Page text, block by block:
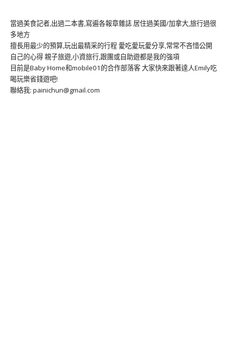
當過美食記者,出過二本書,寫遍各報章雜誌 居住過美國/加拿大,旅行過很
多地方
擅長用最少的預算,玩出最精采的行程 愛吃愛玩愛分享,常常不吝惜公開
自己的心得 親子旅遊,小資旅行,跟團或自助遊都是我的強項
目前是Baby Home和mobile01的合作部落客 大家快來跟著達人Emily吃
喝玩樂省錢遊吧!
聯絡我: painichun@gmail.com